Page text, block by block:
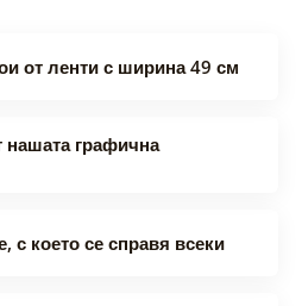
от ленти с ширина 49 см
нашата графична
с което се справя всеки